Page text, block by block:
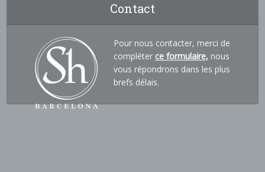
Contact
Pour nous contacter, merci de
compléter ce formulaire, nous
vous répondrons dans les plus
brefs délais.